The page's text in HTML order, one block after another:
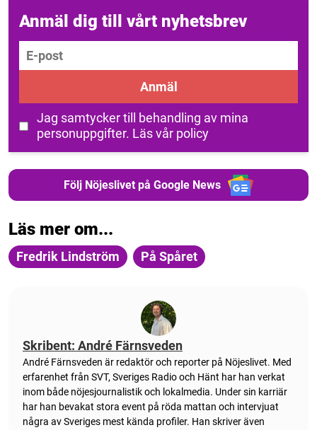
Anmäl dig till vårt nyhetsbrev
E-post
Anmäl
Jag samtycker till behandling av mina
personuppgifter. Läs vår policy
Följ Nöjeslivet på Google News
Läs mer om...
Fredrik Lindström På Spåret
Skribent: André Färnsveden
André Färnsveden är redaktör och reporter på Nöjeslivet. Med
erfarenhet från SVT, Sveriges Radio och Hänt har han verkat
inom både nöjesjournalistik och lokalmedia. Under sin karriär
har han bevakat stora event på röda mattan och intervjuat
några av Sveriges mest kända profiler. Han skriver även